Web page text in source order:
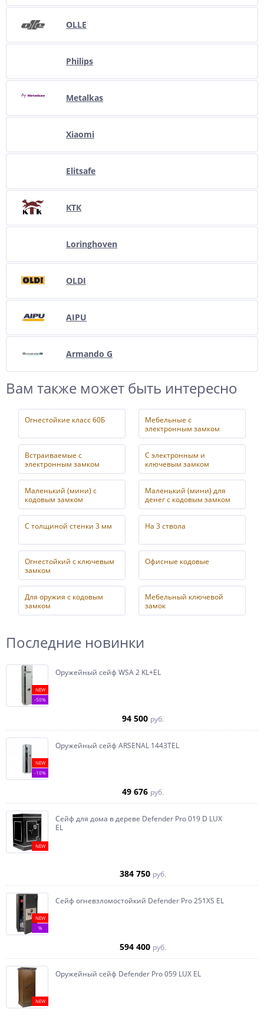
OLLE
Philips
Metalkas
Xiaomi
Elitsafe
КТК
Loringhoven
OLDI
AIPU
Armando G
Вам также может быть интересно
Огнестойкие класс 60Б
Мебельные с
электронным замком
Встраиваемые с
электронным замком
С электронным и
ключевым замком
Маленький (мини) с
кодовым замком
Маленький (мини) для
денег с кодовым замком
С толщиной стенки 3 мм На 3 ствола
Огнестойкий с ключевым
замком
Офисные кодовые
Для оружия с кодовым
замком
Мебельный ключевой
замок
Последние новинки
NEW
-50%
Оружейный сейф WSA 2 KL+EL
94 500 руб.
NEW
-10%
Оружейный сейф ARSENAL 1443ТEL
49 676 руб.
NEW
Сейф для дома в дереве Defender Pro 019 D LUX
EL
384 750 руб.
NEW
%
Сейф огневзломостойкий Defender Pro 251XS EL
594 400 руб.
NEW
Оружейный сейф Defender Pro 059 LUX EL